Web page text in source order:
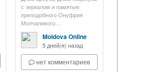
с зеркалом и памятью
преподобного Онуфрия
Молчаливого.…
Moldova Online
5 дней(я) назад
нет комментариев